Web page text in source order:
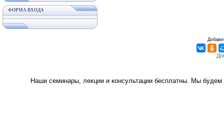
ФОРМА ВХОДА
Наши семинары, лекции и консультации бесплатны. Мы